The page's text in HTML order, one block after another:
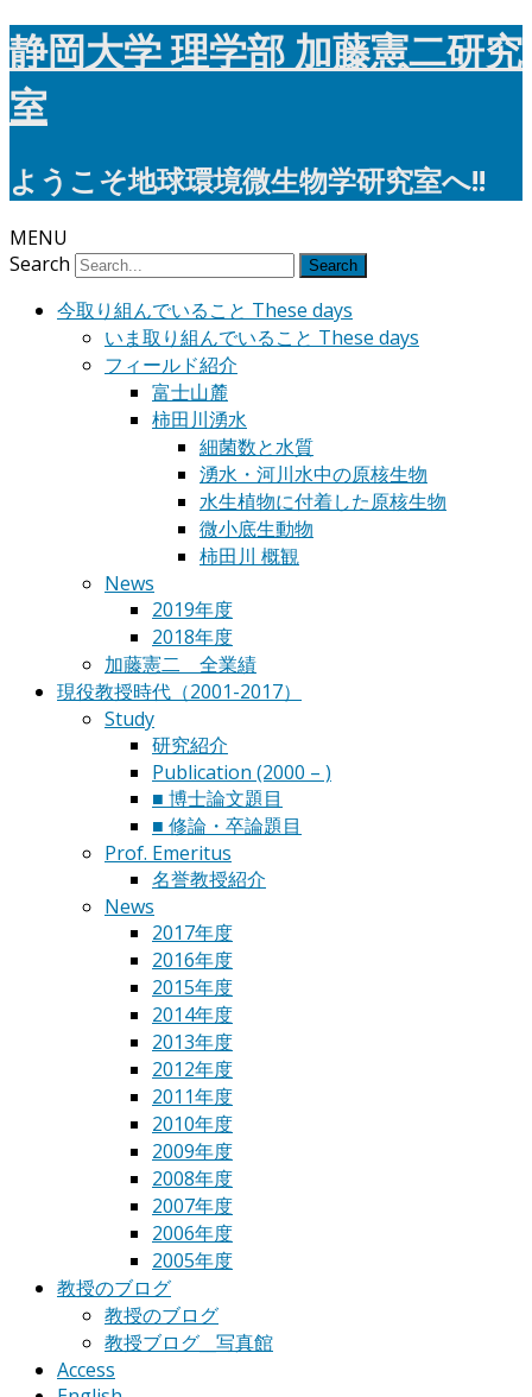
静岡大学 理学部 加藤憲二研究
室
ようこそ地球環境微生物学研究室へ!!
MENU
Search
今取り組んでいること These days
いま取り組んでいること These days
フィールド紹介
富士山麓
柿田川湧水
細菌数と水質
湧水・河川水中の原核生物
水生植物に付着した原核生物
微小底生動物
柿田川 概観
News
2019年度
2018年度
加藤憲二 全業績
現役教授時代（2001-2017）
Study
研究紹介
Publication (2000 – )
■ 博士論文題目
■ 修論・卒論題目
Prof. Emeritus
名誉教授紹介
News
2017年度
2016年度
2015年度
2014年度
2013年度
2012年度
2011年度
2010年度
2009年度
2008年度
2007年度
2006年度
2005年度
教授のブログ
教授のブログ
教授ブログ__写真館
Access